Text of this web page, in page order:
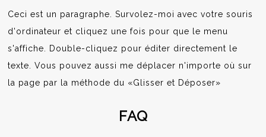
Ceci est un paragraphe. Survolez-moi avec votre souris
d'ordinateur et cliquez une fois pour que le menu
s'affiche. Double-cliquez pour éditer directement le
texte. Vous pouvez aussi me déplacer n'importe où sur
la page par la méthode du «Glisser et Déposer»
FAQ